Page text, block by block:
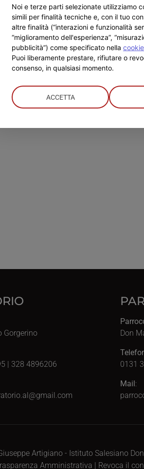
Gorgerino
| 328 4896206
Don
0131
Mail :
Artigiano - Istituto Salesiano
Amministrativa | Revoca il
Noi e terze parti selezionate utilizziamo
simili per finalità tecniche e, con il tuo
altre finalità (“interazioni e funzionalità
“miglioramento dell'esperienza”,
pubblicità”) come specificato nella
Puoi liberamente prestare, rifiutare o
consenso, in qualsiasi momento.
ACCETTA